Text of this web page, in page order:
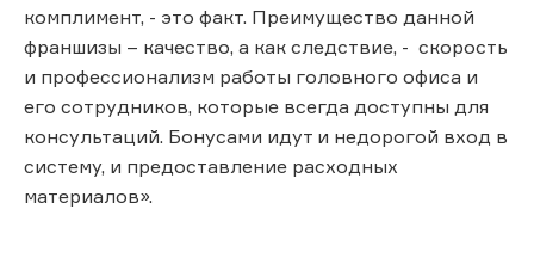
комплимент, - это факт. Преимущество данной
франшизы – качество, а как следствие, - скорость
и профессионализм работы головного офиса и
его сотрудников, которые всегда доступны для
консультаций. Бонусами идут и недорогой вход в
систему, и предоставление расходных
материалов».